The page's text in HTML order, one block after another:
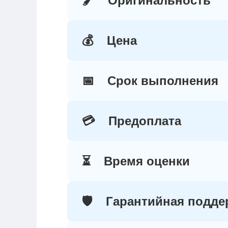
💰 Цена
📅 Срок выполнения
💳 Предоплата
⏳ Время оценки
🛡️ Гарантийная